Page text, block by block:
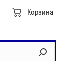
Корзина